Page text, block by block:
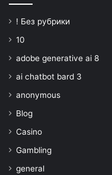
! Без рубрики
10
adobe generative ai 8
ai chatbot bard 3
anonymous
Blog
Casino
Gambling
general